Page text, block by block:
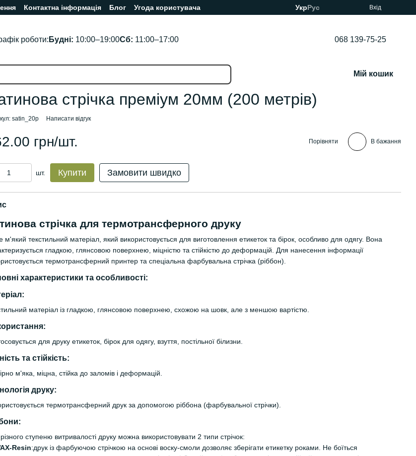
Контактна інформація Блог
Угода користувача
УкрРус Вхід
роботи: Будні: 10:00–19:00Сб: 11:00–17:00 068 139-75-25
Мій кошик
стрічка преміум 20мм (200 метрів)
satin_20p Написати відгук
грн/шт. Порівняти В бажання
шт. Купити Замовити швидко
стрічка для термотрансферного друку
текстильний матеріал, який використовується для виготовлення етикеток та бірок, особливо для одягу. Вона
гладкою, глянсовою поверхнею, міцністю та стійкістю до деформацій. Для нанесення інформації
термотрансферний принтер та спеціальна фарбувальна стрічка (ріббон).
характеристики та особливості:
матеріал із гладкою, глянсовою поверхнею, схожою на шовк, але з меншою вартістю.
для друку етикеток, бірок для одягу, взуття, постільної білизни.
та стійкість:
м'яка, міцна, стійка до заломів і деформацій.
друку:
термотрансферний друк за допомогою ріббона (фарбувальної стрічки).
ступеню витривалості друку можна використовувати 2 типи стрічок:
Resin:друк із фарбуючою стрічкою на основі воску-смоли дозволяє зберігати етикетку роками. Не боїться